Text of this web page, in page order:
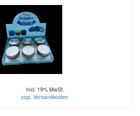
Incl. 19% MwSt.
zzgl. Versandkosten